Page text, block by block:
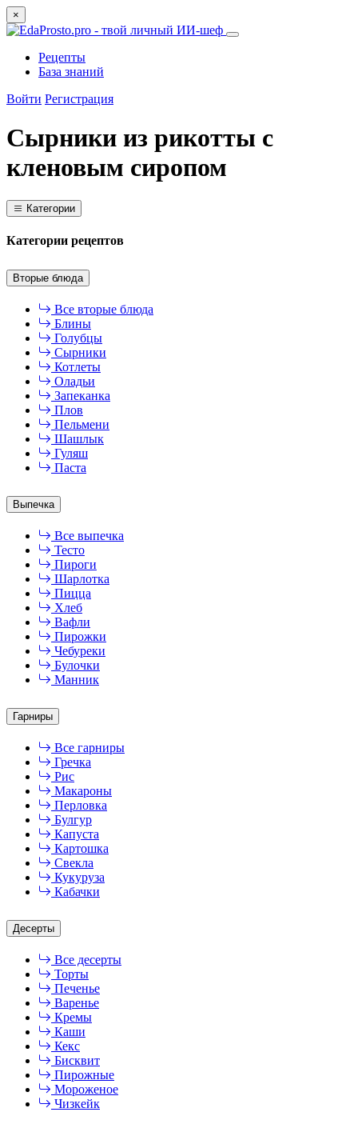
×
Рецепты
База знаний
Войти Регистрация
Сырники из рикотты с
кленовым сиропом
Категории
Категории рецептов
Вторые блюда
Все вторые блюда
Блины
Голубцы
Сырники
Котлеты
Оладьи
Запеканка
Плов
Пельмени
Шашлык
Гуляш
Паста
Выпечка
Все выпечка
Тесто
Пироги
Шарлотка
Пицца
Хлеб
Вафли
Пирожки
Чебуреки
Булочки
Манник
Гарниры
Все гарниры
Гречка
Рис
Макароны
Перловка
Булгур
Капуста
Картошка
Свекла
Кукуруза
Кабачки
Десерты
Все десерты
Торты
Печенье
Варенье
Кремы
Каши
Кекс
Бисквит
Пирожные
Мороженое
Чизкейк